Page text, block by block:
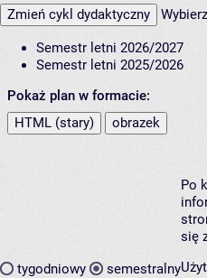
Zmień cykl dydaktyczny
Semestr letni 2026/2027
Semestr letni 2025/2026
Pokaż plan w formacie:
HTML (stary)
obrazek
tygodniowy semestralny
Po
się